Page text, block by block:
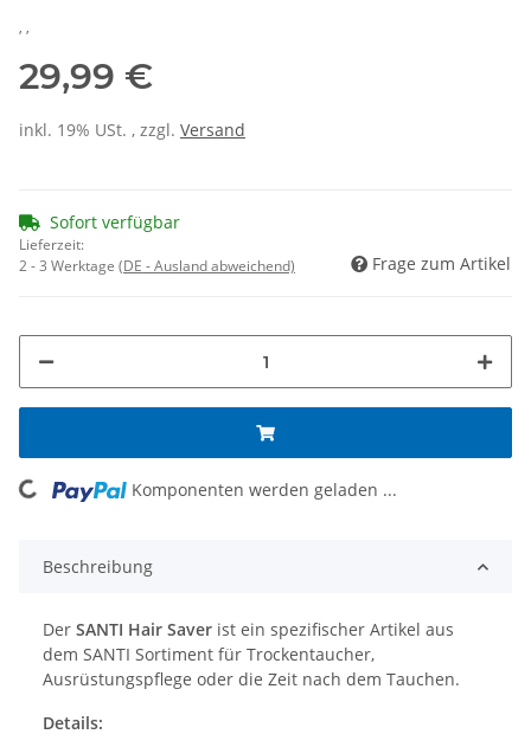
, ,
29,99 €
inkl. 19% USt. , zzgl. Versand
Sofort verfügbar
Lieferzeit:
2 - 3 Werktage (DE - Ausland abweichend) Frage zum Artikel
Loading... Komponenten werden geladen ...
Beschreibung
Der SANTI Hair Saver ist ein spezifischer Artikel aus
dem SANTI Sortiment für Trockentaucher,
Ausrüstungspflege oder die Zeit nach dem Tauchen.
Details: